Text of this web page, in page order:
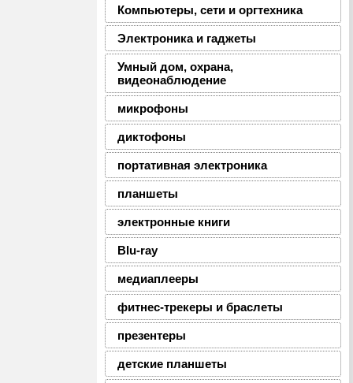
Компьютеры, сети и оргтехника
Электроника и гаджеты
Умный дом, охрана,
видеонаблюдение
микрофоны
диктофоны
портативная электроника
планшеты
электронные книги
Blu-ray
медиаплееры
фитнес-трекеры и браслеты
презентеры
детские планшеты